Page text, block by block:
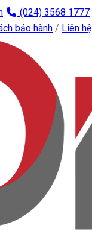
(024) 3568 1777
bảo hành / Liên hệ